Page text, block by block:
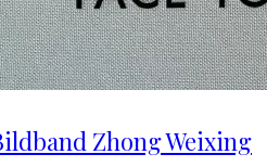
Zhong Weixing